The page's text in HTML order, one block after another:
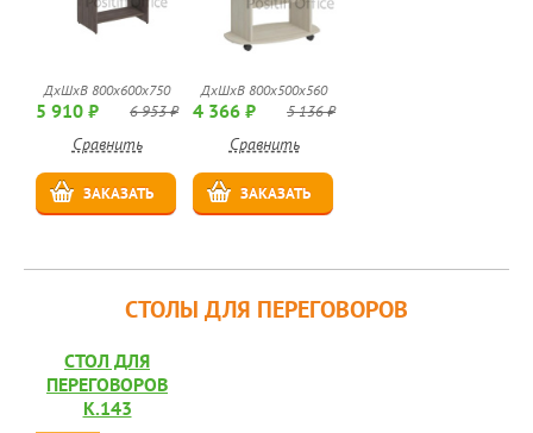
ДхШхВ 800x600x750
5 910 ₽ 6 953 ₽
Сравнить
ЗАКАЗАТЬ
ДхШхВ 800x500x560
4 366 ₽ 5 136 ₽
Сравнить
ЗАКАЗАТЬ
СТОЛЫ ДЛЯ ПЕРЕГОВОРОВ
СТОЛ ДЛЯ
ПЕРЕГОВОРОВ
К.143